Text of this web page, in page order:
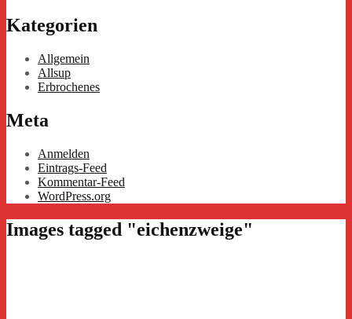
Kategorien
Allgemein
Allsup
Erbrochenes
Meta
Anmelden
Eintrags-Feed
Kommentar-Feed
WordPress.org
Images tagged "eichenzweige"